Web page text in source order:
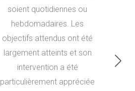
soient quotidiennes ou
hebdomadaires. Les
objectifs attendus ont été
largement atteints et son
intervention a été
particulièrement appréciée